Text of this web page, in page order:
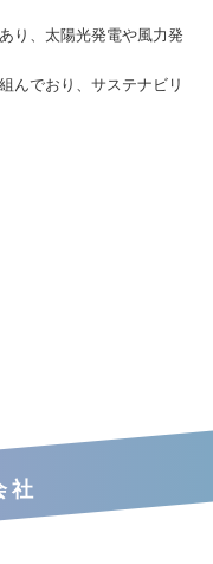
り、太陽光発電や風力発
んでおり、サステナビリ
社